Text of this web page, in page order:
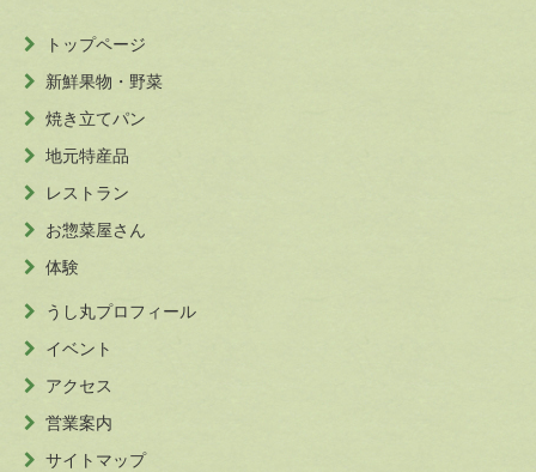
トップページ
新鮮果物・野菜
焼き立てパン
地元特産品
レストラン
お惣菜屋さん
体験
うし丸プロフィール
イベント
アクセス
営業案内
サイトマップ